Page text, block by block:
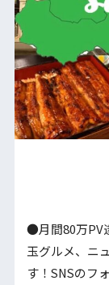
●月間80万PV
玉グルメ、ニ
す！SNSのフ